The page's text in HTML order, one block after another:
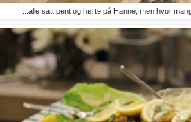
...alle satt pent og hørte på Hanne, men hvor